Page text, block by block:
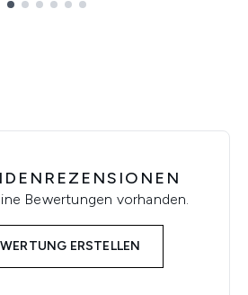
Bewertungen vorhanden.
ERSTELLEN